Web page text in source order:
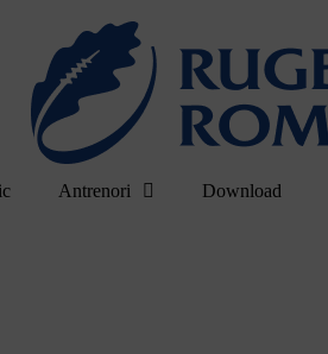
Antrenori Download